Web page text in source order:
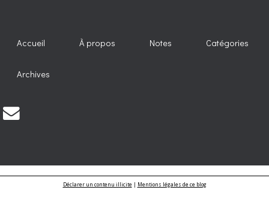
Accueil À propos Notes Catégories
Archives
Déclarer un contenu illicite| Mentions légales de ce blog